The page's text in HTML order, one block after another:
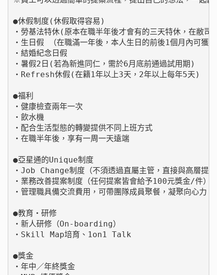
●休假制度(休假取得容易)
・勞基法特休(原本在職半年後才會有的三天特休，在敝司
・生日假 （在職滿一年後，本人生日的前後1個月內可獲
・結婚紀念日假
・暑假2日(若為新進同仁，需於6月底前通過試用期)
・Refresh休假(在籍1年以上3天，2年以上每年5天)
●福利
・健康檢查兩年一次
・飲水機
・配合生活型態的轉變提供不同上班方式
・在職半年後，享有一周一天遠端
●亞星通的Unique制度
・Job Change制度（不須透過直屬主管，直接與高層提
・業務改善提案制度（任何提案皆會給予100元獎金/件）
・管理職具備交流費用，可帶團隊成員聚餐，凝聚向心力
●教育・研修
・新人研修（On-boarding）
・Skill Map培育、1on1 Talk
●獎金
・年中／年終獎金